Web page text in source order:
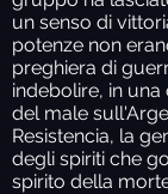
un senso di
potenze non
preghiera di
indebolire, in
del male
Resistencia, la
degli spiriti che
spirito della